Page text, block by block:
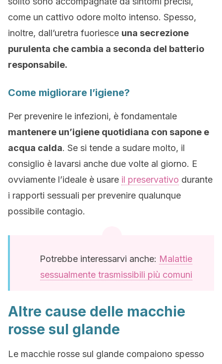
come un cattivo odore molto intenso. Spesso,
inoltre, dall’uretra fuoriesce una secrezione
purulenta che cambia a seconda del batterio
responsabile.
Come migliorare l’igiene?
Per prevenire le infezioni, è fondamentale
mantenere un’igiene quotidiana con sapone e
acqua calda. Se si tende a sudare molto, il
consiglio è lavarsi anche due volte al giorno. E
ovviamente l’ideale è usare il preservativo durante
i rapporti sessuali per prevenire qualunque
possibile contagio.
Potrebbe interessarvi anche: Malattie
sessualmente trasmissibili più comuni
Altre cause delle macchie
rosse sul glande
Le macchie rosse sul glande compaiono spesso